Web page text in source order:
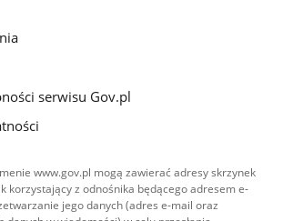
serwisu Gov.pl
www.gov.pl mogą zawierać adresy skrzynek
korzystający z odnośnika będącego adresem e-
jego danych (adres e-mail oraz